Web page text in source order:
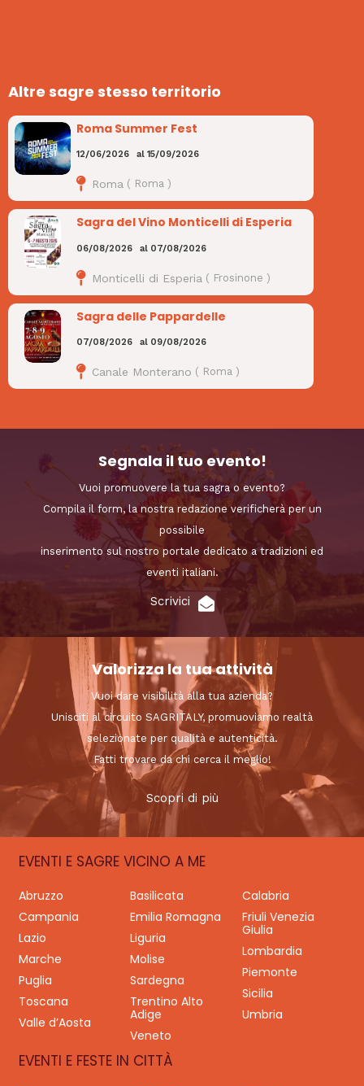
Altre sagre stesso territorio
Roma Summer Fest
12/06/2026 al 15/09/2026
Roma ( Roma )
Sagra del Vino Monticelli di Esperia
06/08/2026 al 07/08/2026
Monticelli di Esperia ( Frosinone )
Sagra delle Pappardelle
07/08/2026 al 09/08/2026
Canale Monterano ( Roma )
Segnala il tuo evento!
Vuoi promuovere la tua sagra o evento?
Compila il form, la nostra redazione verificherà per un
possibile
inserimento sul nostro portale dedicato a tradizioni ed
eventi italiani.
Scrivici
Valorizza la tua attività
Vuoi dare visibilità alla tua azienda?
Unisciti al circuito SAGRITALY, promuoviamo realtà
selezionate per qualità e autenticità.
Fatti trovare da chi cerca il meglio!
Scopri di più
EVENTI E SAGRE VICINO A ME
Abruzzo Basilicata
Calabria
Campania
Emilia Romagna
Friuli Venezia
Giulia
Lazio
Liguria
Lombardia
Marche
Molise
Piemonte
Puglia
Sardegna
Sicilia
Toscana
Trentino Alto
Adige
Umbria
Valle d’Aosta
Veneto
EVENTI E FESTE IN CITTÀ